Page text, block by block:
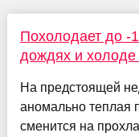
Похолодает до -
дождях и
На предстоящей
аномально теплая
сменится на